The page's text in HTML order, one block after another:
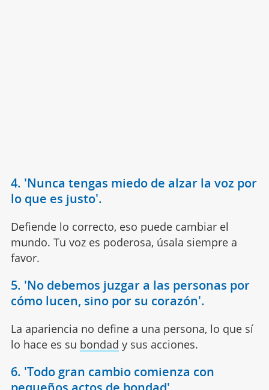
4. 'Nunca tengas miedo de alzar la voz por
lo que es justo'.
Defiende lo correcto, eso puede cambiar el
mundo. Tu voz es poderosa, úsala siempre a
favor.
5. 'No debemos juzgar a las personas por
cómo lucen, sino por su corazón'.
La apariencia no define a una persona, lo que sí
lo hace es su bondad y sus acciones.
6. 'Todo gran cambio comienza con